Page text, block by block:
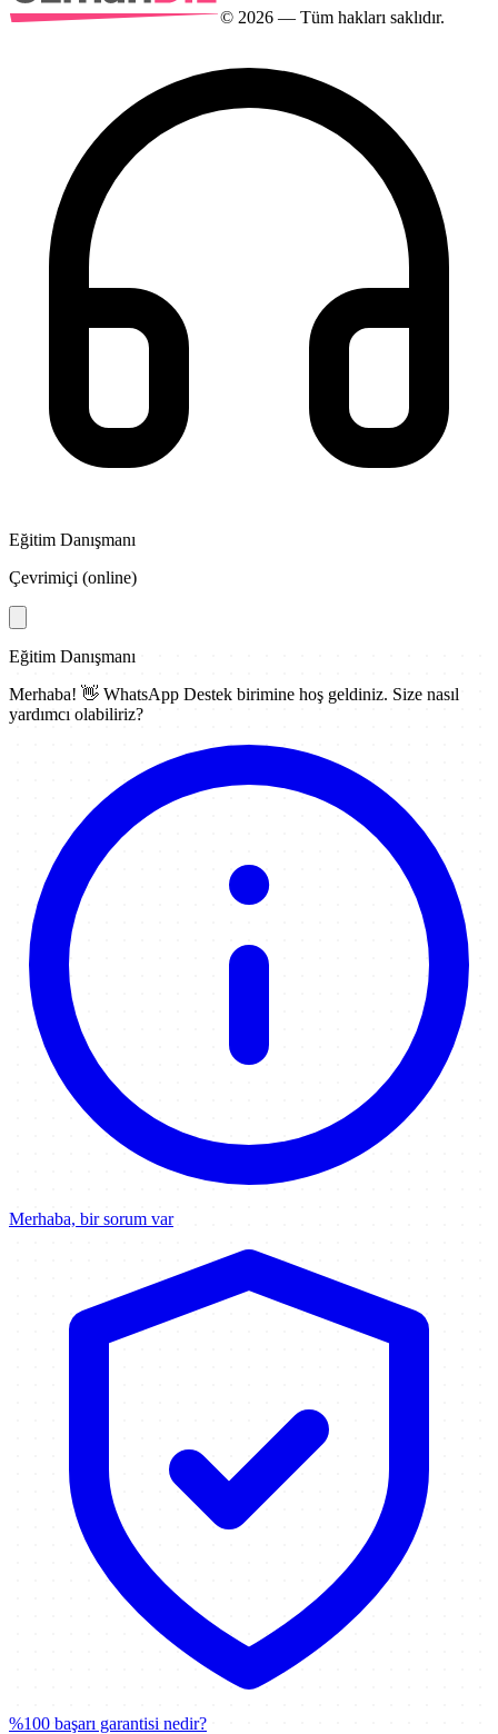
© 2026 — Tüm hakları saklıdır.
Eğitim Danışmanı
Çevrimiçi (online)
Eğitim Danışmanı
Merhaba! 👋 WhatsApp Destek birimine hoş geldiniz. Size nasıl
yardımcı olabiliriz?
Merhaba, bir sorum var
%100 başarı garantisi nedir?